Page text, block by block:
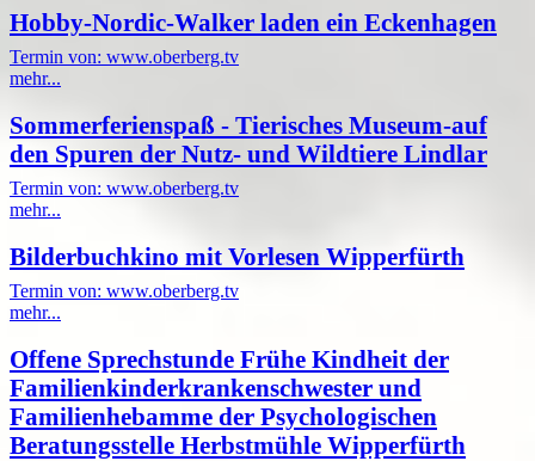
Hobby-Nordic-Walker laden ein Eckenhagen
Termin von: www.oberberg.tv
mehr...
Sommerferienspaß - Tierisches Museum-auf
den Spuren der Nutz- und Wildtiere Lindlar
Termin von: www.oberberg.tv
mehr...
Bilderbuchkino mit Vorlesen Wipperfürth
Termin von: www.oberberg.tv
mehr...
Offene Sprechstunde Frühe Kindheit der
Familienkinderkrankenschwester und
Familienhebamme der Psychologischen
Beratungsstelle Herbstmühle Wipperfürth